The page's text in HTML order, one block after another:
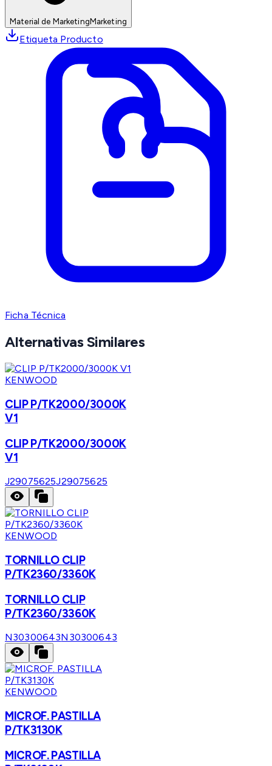
Material de MarketingMarketing
Etiqueta Producto
Ficha Técnica
Alternativas Similares
KENWOOD
CLIP P/TK2000/3000K
V1
CLIP P/TK2000/3000K
V1
J29075625J29075625
KENWOOD
TORNILLO CLIP
P/TK2360/3360K
TORNILLO CLIP
P/TK2360/3360K
N30300643N30300643
KENWOOD
MICROF. PASTILLA
P/TK3130K
MICROF. PASTILLA